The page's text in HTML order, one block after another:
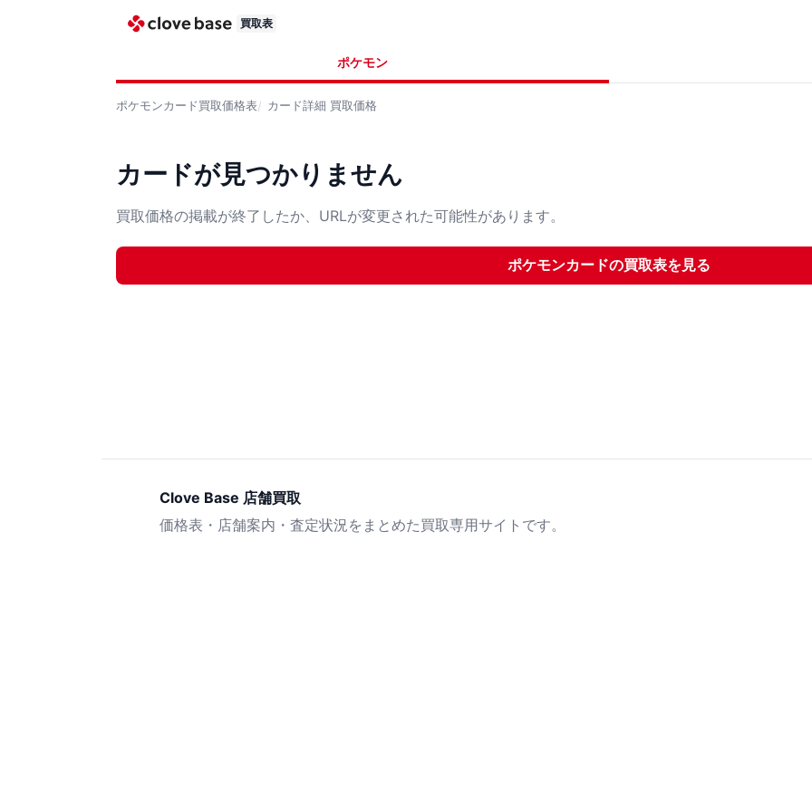
買取表
ポケモン
ポケモンカード買取価格表 カード詳細 買取価格
カードが見つかりません
買取価格の掲載が終了したか、URLが変更された可能性があります。
ポケモンカードの買取表を見る
Clove Base 店舗買取
価格表・店舗案内・査定状況をまとめた買取専用サイトです。